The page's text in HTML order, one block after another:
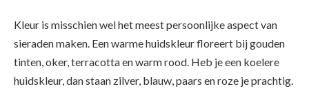
Kleur is misschien wel het meest persoonlijke aspect van
sieraden maken. Een warme huidskleur floreert bij gouden
tinten, oker, terracotta en warm rood. Heb je een koelere
huidskleur, dan staan zilver, blauw, paars en roze je prachtig.